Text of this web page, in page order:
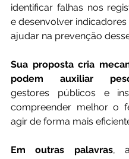
identificar falhas nos
e desenvolver
ajudar na prevenção
Sua proposta cria
podem auxiliar
gestores públicos e
compreender melhor o
agir de forma mais
Em outras palavras, a